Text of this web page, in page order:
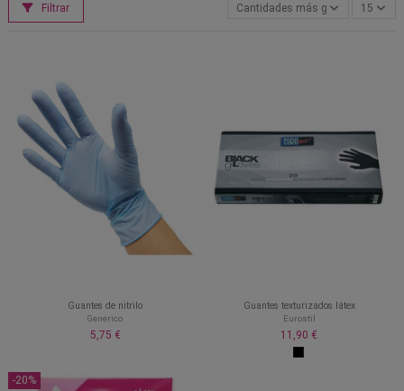
Filtrar Cantidades más grandes primero
15
Guantes de nitrilo
Generico
5,75 €
Guantes texturizados látex
Eurostil
11,90 €
-20%